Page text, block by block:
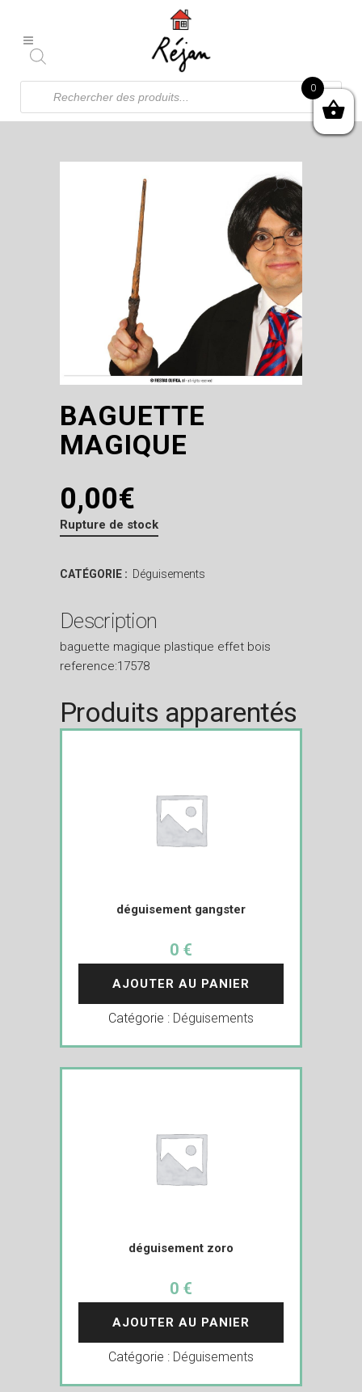
Recherche
produits
BAGUETTE
MAGIQUE
0,00€
Rupture de stock
CATÉGORIE : Déguisements
Description
baguette magique plastique effet bois
reference:17578
Produits apparentés
déguisement gangster
0 €
AJOUTER AU PANIER
Catégorie : Déguisements
déguisement zoro
0 €
AJOUTER AU PANIER
Catégorie : Déguisements
0